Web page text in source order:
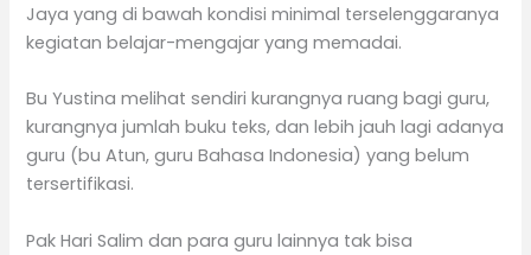
Jaya yang di bawah kondisi minimal terselenggaranya
kegiatan belajar-mengajar yang memadai.
Bu Yustina melihat sendiri kurangnya ruang bagi guru,
kurangnya jumlah buku teks, dan lebih jauh lagi adanya
guru (bu Atun, guru Bahasa Indonesia) yang belum
tersertifikasi.
Pak Hari Salim dan para guru lainnya tak bisa